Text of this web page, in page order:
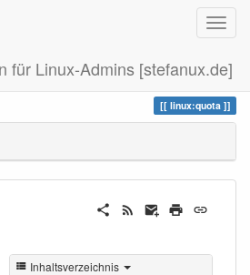
für Linux-Admins [stefanux.de]
linux:quota
Inhaltsverzeichnis